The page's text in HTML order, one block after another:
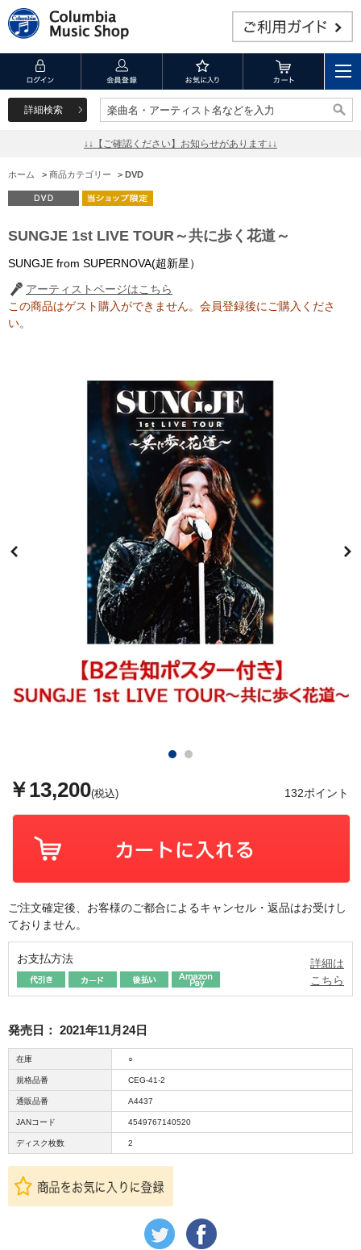
詳細検索 楽曲名・アーティスト名などを入力
楽曲名・アーティスト名などを入力
↓↓【ご確認ください】お知らせがあります↓↓
ホーム > 商品カテゴリー > DVD
SUNGJE 1st LIVE TOUR～共に歩く花道～
SUNGJE from SUPERNOVA(超新星）
アーティストページはこちら
この商品はゲスト購入ができません。会員登録後にご購入くださ
い。
￥13,200(税込) 132ポイント
ご注文確定後、お客様のご都合によるキャンセル・返品はお受けし
ておりません。
お支払方法
詳細は
こちら
発売日： 2021年11月24日
在庫 ○
規格品番 CEG-41-2
通販品番 A4437
JANコード 4549767140520
ディスク枚数 2